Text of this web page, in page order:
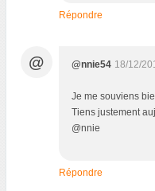
Répondre
@ @nnie54 18/12/
Je me souviens
Tiens justement
@nnie
Répondre